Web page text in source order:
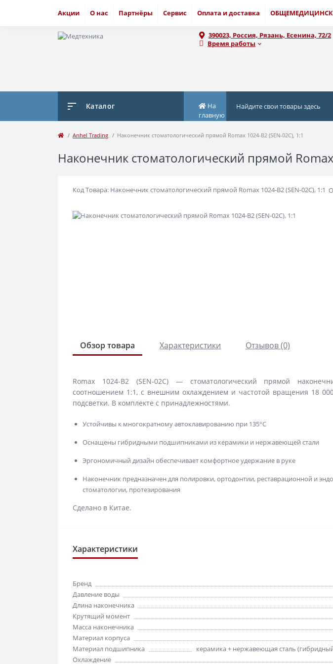
Акции О нас Партнёры Сервис Оплата и доставка
390023, Россия, Рязань, Есенина, 72/2
Время работы
Каталог
На
главную
Anhel Trading Наконечник стоматологический прямой Romax 1024-B2 (SEN-02C), 1:1
Наконечник стоматологический прямой Romax
Код Товара: Наконечник стоматологический прямой Romax 1024-B2 (SEN-02C), 1:1
Обзор товара Характеристики Отзывов (0)
Romax 1024-B2 (SEN-02C) — стоматологический прямой
соотношением 1:1, с внешним охлаждением и частотой вращения 18
подсветки. В комплекте с принадлежностями.
Устойчивы к многократному автоклавированию при 135°C
Оснащены гибридными подшипниками из керамики и нержавеющей стали
Эргономичный дизайн обеспечивает комфортное удержание в руке
Наконечник предназначен для полировки, ортодонтии, реставрационной и
стоматологии, протезирования
Сделано в Китае.
Характеристики
Бренд
Давление воды
Длина наконечника
Крутящий момент
Масса наконечника
Материал корпуса
Материал подшипника
керамика + нержавеющая сталь
Охлаждение